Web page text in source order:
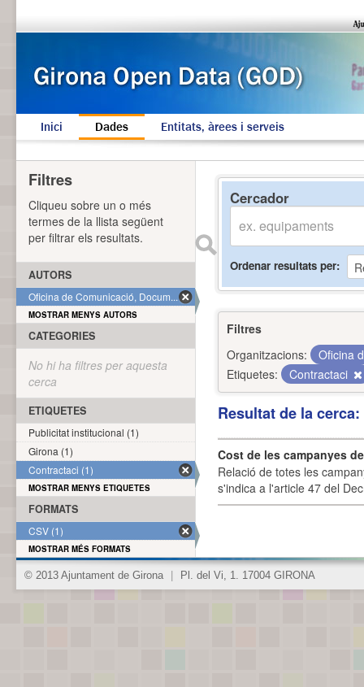
Inici Dades Entitats, àrees i serveis
Cercador
Ordenar resultats per
Filtres
Organitzacions:
Oficina
Etiquetes:
Contractaci
Resultat de la
Cost de les campanyes
Relació de totes les
s'indica a l'article 47 del
Filtres
Cliqueu sobre un o més
termes de la llista següent
per filtrar els resultats.
AUTORS
Oficina de Comunicació, Docum... (1)
MOSTRAR MENYS AUTORS
CATEGORIES
No hi ha filtres per aquesta
cerca
ETIQUETES
Publicitat institucional (1)
Girona (1)
Contractaci (1)
MOSTRAR MENYS ETIQUETES
FORMATS
CSV (1)
MOSTRAR MÉS FORMATS
© 2013 Ajuntament de Girona Pl. del Vi, 1. 17004 GIRONA